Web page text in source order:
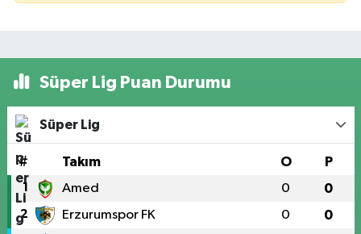
Süper Lig Puan Durumu
Süper Lig
# Takım O P
1 Amed 0 0
2 Erzurumspor FK 0 0